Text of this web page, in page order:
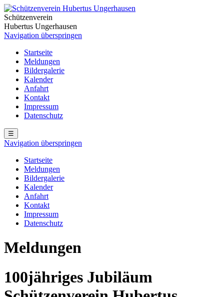
Schützenverein
Hubertus Ungerhausen
Navigation überspringen
Startseite
Meldungen
Bildergalerie
Kalender
Anfahrt
Kontakt
Impressum
Datenschutz
☰
Navigation überspringen
Startseite
Meldungen
Bildergalerie
Kalender
Anfahrt
Kontakt
Impressum
Datenschutz
Meldungen
100jähriges Jubiläum